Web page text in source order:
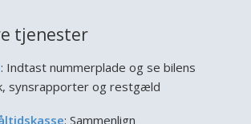
tjenester
: Indtast nummerplade og se bilens
synsrapporter og restgæld
: Sammenlign